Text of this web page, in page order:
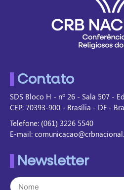
Contato
SDS Bloco H - nº 26 - Sala 507 -
CEP: 70393-900 - Brasília - DF -
Telefone: (061) 3226 5540
E-mail:
Newsletter